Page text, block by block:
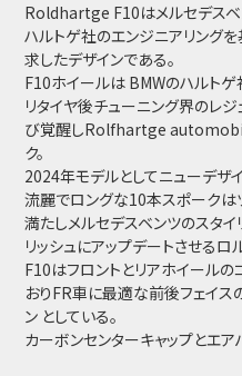
Roldhartge F10はメルセデスベ
ハルトゲ社のエンジニアリングを
求したデザインである。
F10ホイールは BMWのハルトゲ
リタイヤ後チューニング界のレ
び覚醒しRolfhartge
ク。
2024年モデルとしてニューデザ
流麗でロングな10本スポークは
満たしメルセデスベンツのスタイ
リッシュにアップデートさせるロ
F10はフロントとリアホイールの
おりFR車に最適な前後フェイス
ン としている。
カーボンセンターキャップとエア